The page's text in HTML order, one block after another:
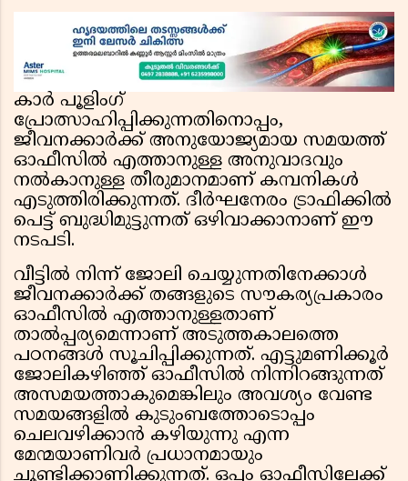
കാർ പൂളിംഗ്
പ്രോത്സാഹിപ്പിക്കുന്നതിനൊപ്പം,
ജീവനക്കാർക്ക് അനുയോജ്യമായ സമയത്ത്
ഓഫീസിൽ എത്താനുള്ള അനുവാദവും
നൽകാനുള്ള തീരുമാനമാണ് കമ്പനികൾ
എടുത്തിരിക്കുന്നത്. ദീർഘനേരം ട്രാഫിക്കിൽ
പെട്ട് ബുദ്ധിമുട്ടുന്നത് ഒഴിവാക്കാനാണ് ഈ
നടപടി.
വീട്ടിൽ നിന്ന് ജോലി ചെയ്യുന്നതിനേക്കാൾ
ജീവനക്കാർക്ക് തങ്ങളുടെ സൗകര്യപ്രകാരം
ഓഫീസിൽ എത്താനുള്ളതാണ്
താൽപ്പര്യമെന്നാണ് അടുത്തകാലത്തെ
പഠനങ്ങൾ സൂചിപ്പിക്കുന്നത്. എട്ടുമണിക്കൂർ
ജോലികഴിഞ്ഞ് ഓഫീസില്‍ നിന്നിറങ്ങുന്നത്
അസമയത്താകുമെങ്കിലും അവശ്യം വേണ്ട
സമയങ്ങളില്‍ കുടുംബത്താേടൊപ്പം
ചെലവഴിക്കാൻ കഴിയുന്നു എന്ന
മേന്മയാണിവർ പ്രധാനമായും
ചൂണ്ടിക്കാണിക്കുന്നത്. ഒപ്പം ഓഫീസിലേക്ക്